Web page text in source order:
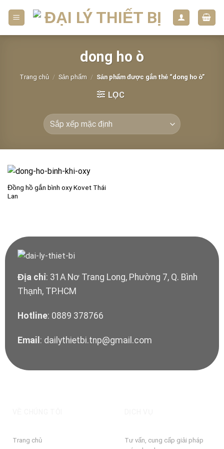
dong ho ò
Trang chủ / Sản phẩm / Sản phẩm được gắn thẻ “dong ho ò”
LỌC
Đồng hồ gắn bình oxy Kovet Thái
Lan
Địa chỉ: 31A Nơ Trang Long, Phường 7, Q. Bình
Thạnh, TP.HCM
Hotline: 0889 378766
Email : dailythietbi.tnp@gmail.com
Trang chủ
Tư vấn, cung cấp giải pháp